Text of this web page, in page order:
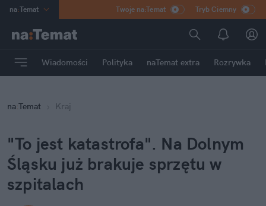
na:Temat
Poland
mama
Rozrywka
Twoje na:Temat Tryb Ciemny
Wiadomości Polityka naTemat extra Rozrywka
na:Temat Kraj
"To jest katastrofa". Na Dolnym
Śląsku już brakuje sprzętu w
szpitalach